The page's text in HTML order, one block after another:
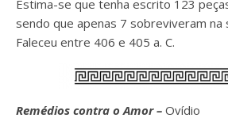
Estima-se que tenha escrito 123
sendo que apenas 7 sobreviveram na
Faleceu entre 406 e 405 a. C.
Remédios contra o Amor – Ovídio